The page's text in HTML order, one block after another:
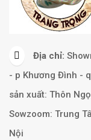
Địa chỉ:
- p Khương Đình -
sản xuất: Thôn
Sowzoom: Trung
Nội